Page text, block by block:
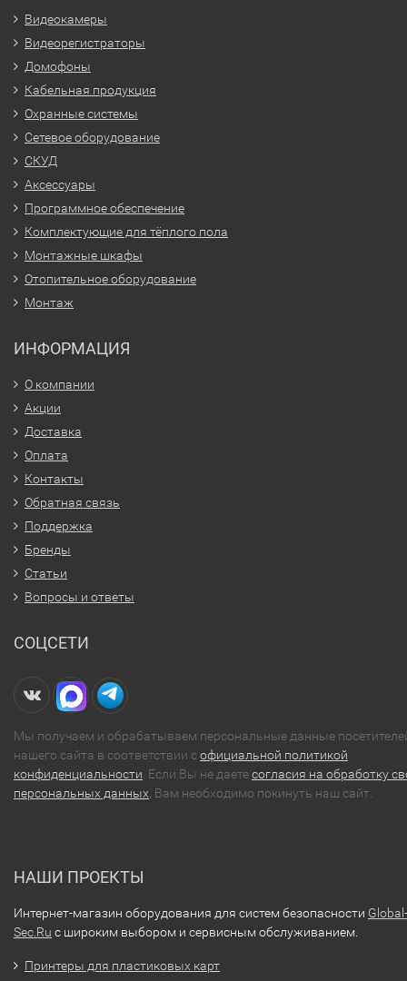
Видеокамеры
Видеорегистраторы
Домофоны
Кабельная продукция
Охранные системы
Сетевое оборудование
СКУД
Аксессуары
Программное обеспечение
Комплектующие для тёплого пола
Монтажные шкафы
Отопительное оборудование
Монтаж
ИНФОРМАЦИЯ
О компании
Акции
Доставка
Оплата
Контакты
Обратная связь
Поддержка
Бренды
Статьи
Вопросы и ответы
СОЦСЕТИ
Мы получаем и обрабатываем персональные данные
нашего сайта в соответствии софициальной политикой
конфиденциальности . Если Вы не даетесогласия на обработку
персональных данных , Вам необходимо покинуть наш сайт.
НАШИ ПРОЕКТЫ
Интернет-магазин оборудования для систем безопасности Global-
Sec.Ru с широким выбором и сервисным обслуживанием.
Принтеры для пластиковых карт